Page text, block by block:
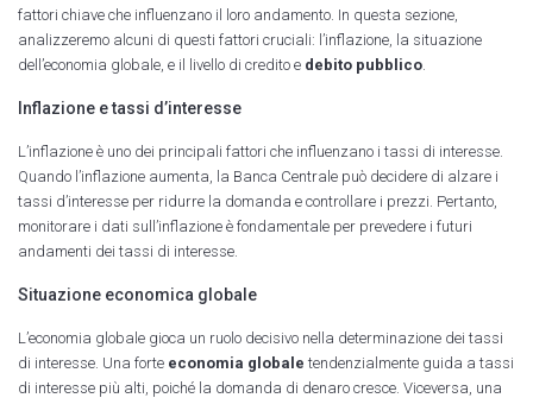
fattori chiave che influenzano il loro andamento. In questa sezione,
analizzeremo alcuni di questi fattori cruciali: l’inflazione, la situazione
dell’economia globale, e il livello di credito e debito pubblico
Inflazione e tassi d’interesse
L’inflazione è uno dei principali fattori che influenzano i tassi di interesse.
Quando l’inflazione aumenta, la Banca Centrale può decidere di alzare i
tassi d’interesse per ridurre la domanda e controllare i prezzi. Pertanto,
monitorare i dati sull’inflazione è fondamentale per prevedere i futuri
andamenti dei tassi di interesse.
Situazione economica globale
L’economia globale gioca un ruolo decisivo nella determinazione dei tassi
di interesse. Una forte economia globale tendenzialmente guida a tassi
di interesse più alti, poiché la domanda di denaro cresce. Viceversa, una